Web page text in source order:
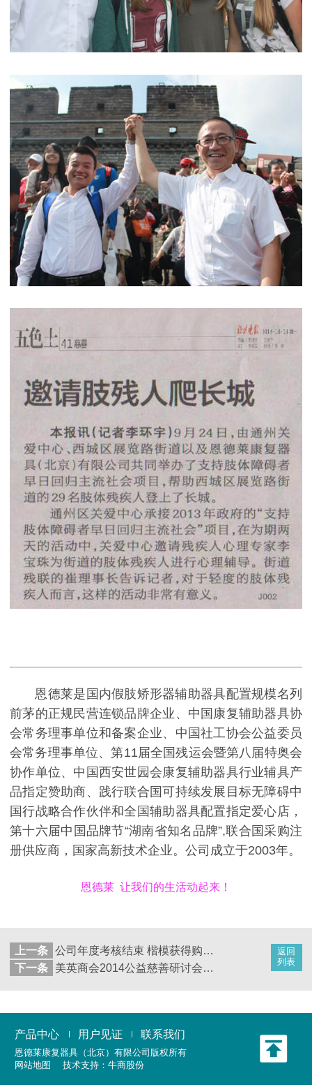
恩德莱是国内假肢矫形器辅助器具配置规模名列
前茅的正规民营连锁品牌企业、中国康复辅助器具协
会常务理事单位和备案企业、中国社工协会公益委员
会常务理事单位、第11届全国残运会暨第八届特奥会
协作单位、中国西安世园会康复辅助器具行业辅具产
品指定赞助商、践行联合国可持续发展目标无障碍中
国行战略合作伙伴和全国辅助器具配置指定爱心店，
第十六届中国品牌节“湖南省知名品牌”,联合国采购注
册供应商，国家高新技术企业。公司成立于2003年。
恩德莱 让我们的生活动起来！
返回
列表
上一条
公司年度考核结束 楷模获得购车补贴
下一条
美英商会2014公益慈善研讨会在京结束
产品中心 用户见证 联系我们
恩德莱康复器具（北京）有限公司 版权所有
网站地图
技术支持： 牛商股份